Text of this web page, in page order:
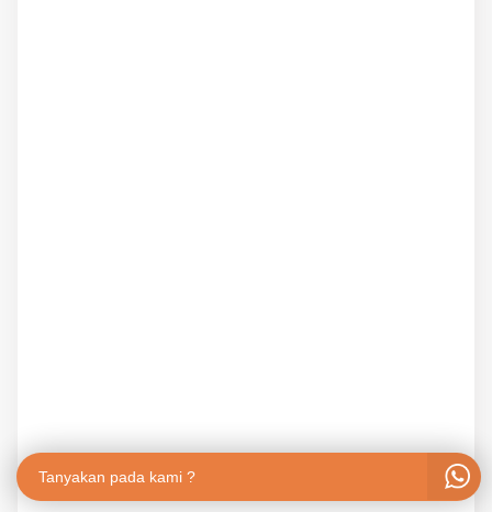
Tanyakan pada kami ?